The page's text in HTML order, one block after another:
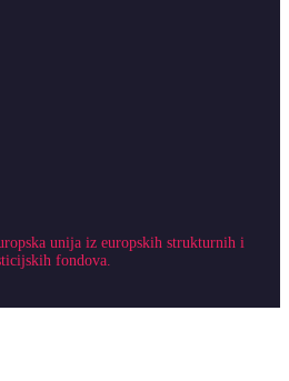
unija iz europskih strukturnih i
fondova.